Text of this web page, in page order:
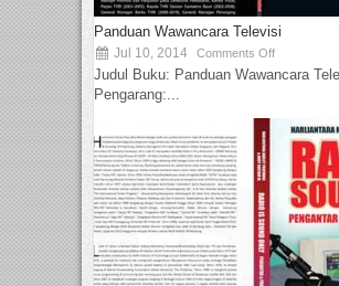
Panduan Wawancara Televisi
Jul 10, 2014 Comments Off
Judul Buku: Panduan Wawancara
Pengarang:...